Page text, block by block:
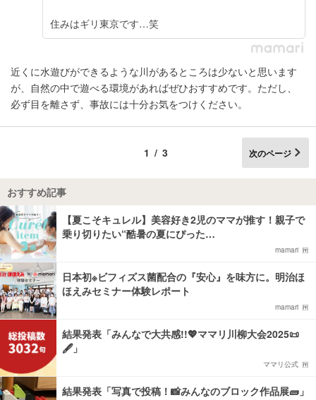
住みはギリ東京です…笑
近くに水遊びができるような川があるところは少ないと思います
が、自然の中で遊べる環境があればぜひおすすめです。ただし、
必ず目を離さず、事故には十分お気をつけください。
1/3 次のページ
おすすめ記事
【夏こそキュレル】美容好き2児のママが推す！親子で
乗り切りたい“酷暑の夏にぴった…
mamari
日本初※ビフィズス菌配合の『安心』を味方に。明治ほ
ほえみセミナー体験レポート
mamari
結果発表「みんなで大共感!!💖ママリ川柳大会2025📜
🖋️」
ママリ公式
結果発表「写真で投稿！📸みんなのブロック作品展🧱」